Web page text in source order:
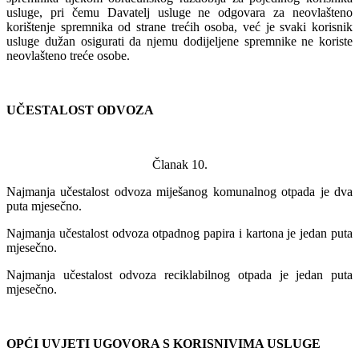
usluge, pri čemu Davatelj usluge ne odgovara za neovlašteno
korištenje spremnika od strane trećih osoba, već je svaki korisnik
usluge dužan osigurati da njemu dodijeljene spremnike ne koriste
neovlašteno treće osobe.
UČESTALOST ODVOZA
Članak 10.
Najmanja učestalost odvoza miješanog komunalnog otpada je dva
puta mjesečno.
Najmanja učestalost odvoza otpadnog papira i kartona je jedan puta
mjesečno.
Najmanja učestalost odvoza reciklabilnog otpada je jedan puta
mjesečno.
OPĆI UVJETI UGOVORA S KORISNIVIMA USLUGE